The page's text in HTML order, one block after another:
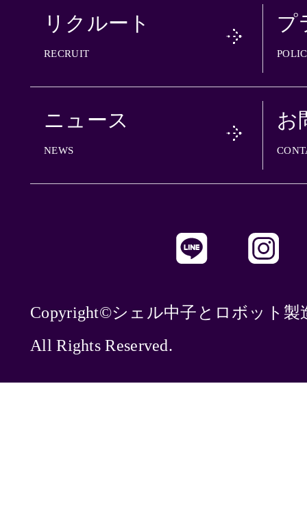
リクルート
RECRUIT
ニュース
NEWS
プ
お
Copyright©シェル中子とロボット製
All Rights Reserved.